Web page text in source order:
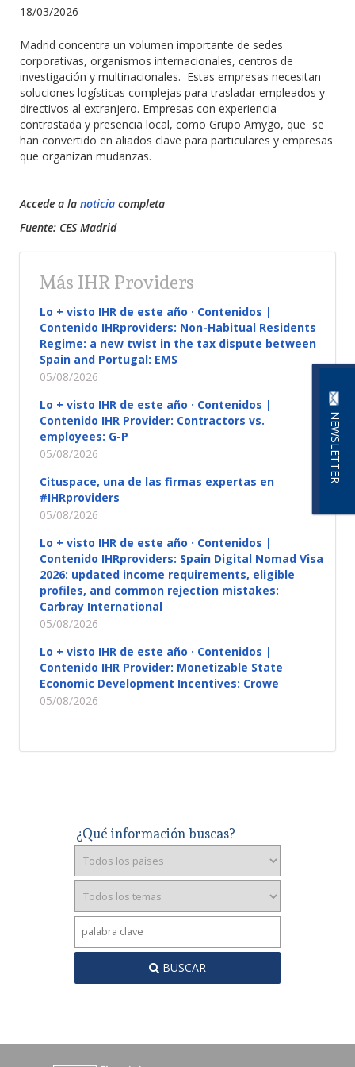
NEWSLETTER
18/03/2026
Madrid concentra un volumen importante de sedes
corporativas, organismos internacionales, centros de
investigación y multinacionales. Estas empresas necesitan
soluciones logísticas complejas para trasladar empleados y
directivos al extranjero. Empresas con experiencia
contrastada y presencia local, como Grupo Amygo, que se
han convertido en aliados clave para particulares y empresas
que organizan mudanzas.
Accede a la noticia completa
Fuente: CES Madrid
Más IHR Providers
Lo + visto IHR de este año · Contenidos |
Contenido IHRproviders: Non-Habitual Residents
Regime: a new twist in the tax dispute between
Spain and Portugal: EMS
05/08/2026
Lo + visto IHR de este año · Contenidos |
Contenido IHR Provider: Contractors vs.
employees: G-P
05/08/2026
Cituspace, una de las firmas expertas en
#IHRproviders
05/08/2026
Lo + visto IHR de este año · Contenidos |
Contenido IHRproviders: Spain Digital Nomad Visa
2026: updated income requirements, eligible
profiles, and common rejection mistakes:
Carbray International
05/08/2026
Lo + visto IHR de este año · Contenidos |
Contenido IHR Provider: Monetizable State
Economic Development Incentives: Crowe
05/08/2026
¿Qué información buscas?
BUSCAR